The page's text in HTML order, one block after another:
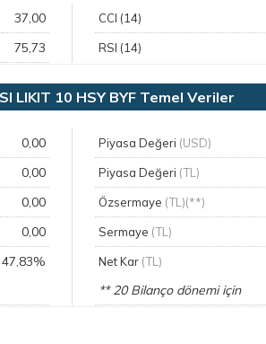
37,00
75,73
CCI (14)
RSI (14)
LIKIT 10 HSY BYF Temel Veriler
0,00
0,00
0,00
0,00
47,83%
Piyasa Değeri (USD)
Piyasa Değeri (TL)
Özsermaye (TL)(**)
Sermaye (TL)
Net Kar (TL)
** 20 Bilanço dönemi için